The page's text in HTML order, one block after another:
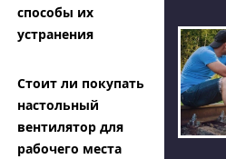
способы их
устранения
Стоит ли покупать
настольный
вентилятор для
рабочего места